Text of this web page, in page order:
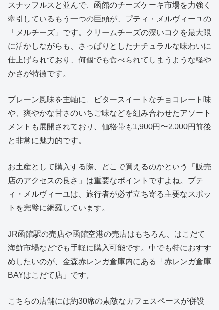
スナッフルスと並んで、函館のチーズケーキ市場を力強く
牽引しているもう一つの巨頭が、プティ・メルヴィーユの
「メルチーズ」です。クリームチーズの深いコクを最大限
に活かしながらも、さっぱりとしたナチュラルな味わいに
仕上げられており、何個でも食べられてしまうような軽や
かさが特徴です。
プレーン風味を主軸に、ビタースイートなチョコレート味
や、爽やかな甘さのいちご味などを組み合わせたアソート
メントも展開されており、価格帯も1,900円〜2,000円前後
と非常に魅力的です。
お土産として購入する際、どこで買えるのかという「販売
店のアクセスの良さ」は重要なポイントですよね。プテ
ィ・メルヴィーユは、旅行者が必ず立ち寄る主要なスポッ
トを完璧に網羅しています。
JR函館駅の売店や函館空港の売店はもちろん、はこだて
海鮮市場などでも手軽に購入可能です。中でも特におすす
めしたいのが、金森赤レンガ倉庫内にある「赤レンガ倉庫
BAYはこだて店」です。
こちらの店舗には約30席の素敵なカフェスペースが併設